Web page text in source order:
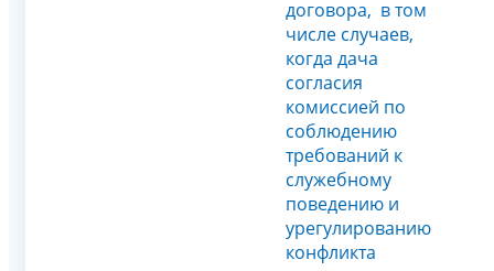
договора, в том
числе случаев,
когда дача
согласия
комиссией по
соблюдению
требований к
служебному
поведению и
урегулированию
конфликта